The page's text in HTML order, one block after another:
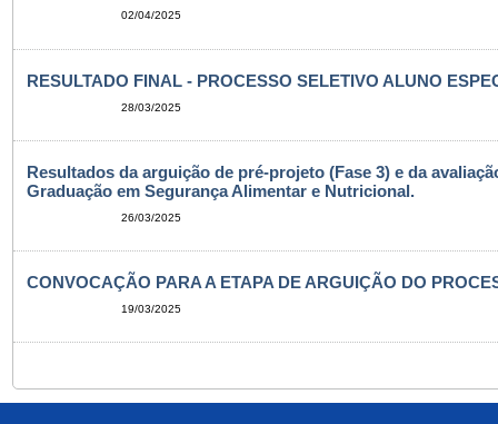
02/04/2025
RESULTADO FINAL - PROCESSO SELETIVO ALUNO
28/03/2025
Resultados da arguição de pré-projeto (Fase 3) e da
Graduação em Segurança Alimentar e Nutricional.
26/03/2025
CONVOCAÇÃO PARA A ETAPA DE ARGUIÇÃO DO
19/03/2025